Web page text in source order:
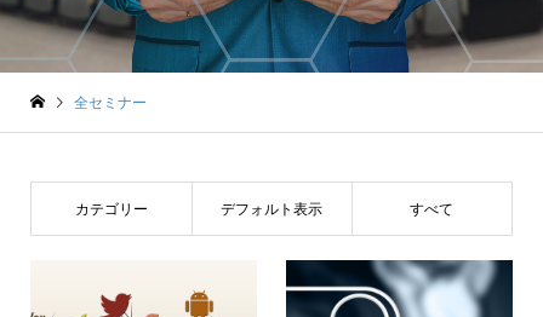
全セミナー
カテゴリー デフォルト表示 すべて